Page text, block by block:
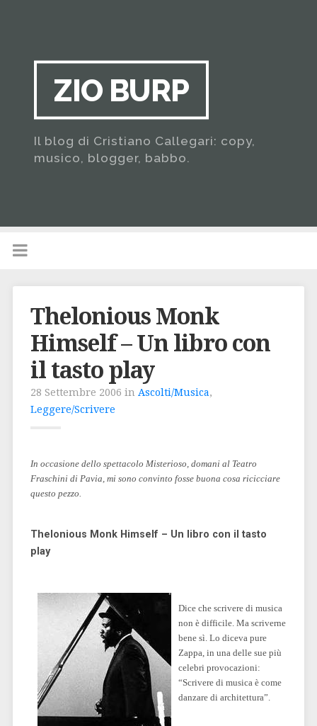
ZIO BURP
Il blog di Cristiano Callegari: copy,
musico, blogger, babbo.
Thelonious Monk
Himself – Un libro con
il tasto play
28 Settembre 2006 in Ascolti/Musica,
Leggere/Scrivere
In occasione dello spettacolo Misterioso, domani al Teatro
Fraschini di Pavia, mi sono convinto fosse buona cosa ricicciare
questo pezzo.
Thelonious Monk Himself – Un libro con il tasto
play
Dice che scrivere di musica
non è difficile. Ma scriverne
bene sì. Lo diceva pure
Zappa, in una delle sue più
celebri provocazioni:
“Scrivere di musica è come
danzare di architettura”.